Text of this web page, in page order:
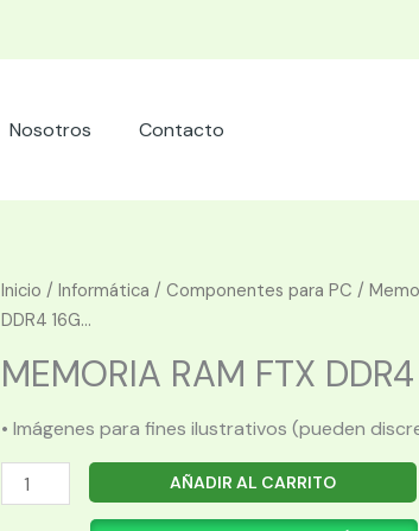
Nosotros Contacto
Inicio / Informática / Componentes para PC /
DDR4 16G...
MEMORIA RAM FTX DDR4
• Imágenes para fines ilustrativos (pueden
MEMORIA
RAM
AÑADIR AL CARRITO